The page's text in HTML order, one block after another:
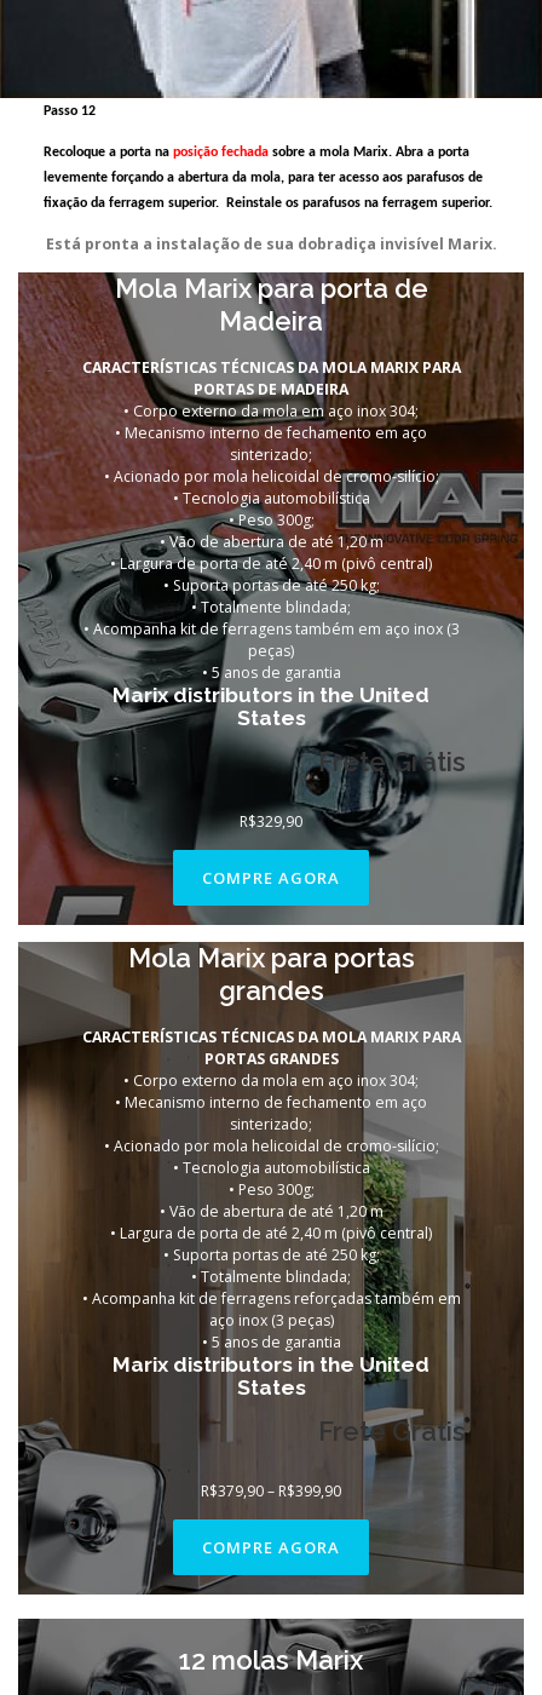
Passo 12
Recoloque a porta na posição fechadasobre a mola Marix. Abra a porta
levemente forçando a abertura da mola, para ter acesso aos parafusos de
fixação da ferragem superior. Reinstale os parafusos na ferragem superior.
Está pronta a instalação de sua dobradiça invisível Marix.
Mola Marix para porta de
Madeira
CARACTERÍSTICAS TÉCNICAS DA MOLA MARIX PARA
PORTAS DE MADEIRA
• Corpo externo da mola em aço inox 304;
• Mecanismo interno de fechamento em aço
sinterizado;
• Acionado por mola helicoidal de cromo-silício;
• Tecnologia automobilística
• Peso 300g;
• Vão de abertura de até 1,20 m
• Largura de porta de até 2,40 m (pivô central)
• Suporta portas deaté 250 kg;
• Totalmente blindada;
• Acompanha kit de ferragens também em aço inox (3
peças)
• 5 anos de garantia
Marix distributors in the United
States
Frete Grátis
R$329,90
COMPRE AGORA
Mola Marix para portas
grandes
CARACTERÍSTICAS TÉCNICAS DA MOLA MARIX PARA
PORTAS GRANDES
• Corpo externo da mola em aço inox 304;
• Mecanismo interno de fechamento em aço
sinterizado;
• Acionado por mola helicoidal de cromo-silício;
• Tecnologia automobilística
• Peso 300g;
• Vão de abertura de até 1,20 m
• Largura de porta de até 2,40 m (pivô central)
• Suporta portas de até 250 kg;
• Totalmente blindada;
• Acompanha kit de ferragens reforçadas também em
aço inox (3 peças)
• 5 anos de garantia
Marix distributors in the United
States
Frete Grátis
R$379,90– R$399,90Faixa
preço:
através
R$399,90
COMPRE AGORA
12 molas Marix